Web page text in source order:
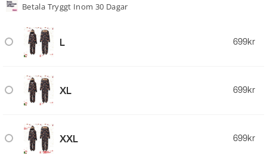
Betala Tryggt Inom 30 Dagar
L 699kr
XL 699kr
XXL 699kr